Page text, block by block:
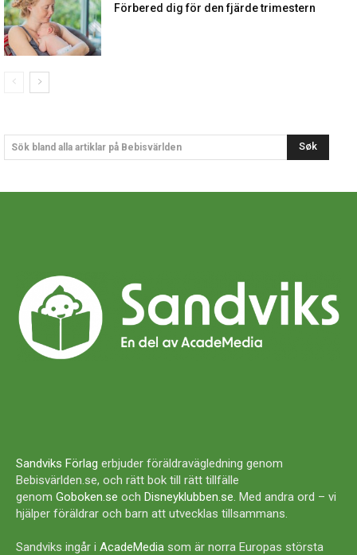
Förbered dig för den fjärde trimestern
Sök bland alla artiklar på Bebisvärlden Søk
Sandviks Förlag erbjuder föräldravägledning genom
Bebisvärlden.se, och rätt bok till rätt tillfälle
genom Goboken.se och Disneyklubben.se. Med andra ord – vi
hjälper föräldrar och barn att utvecklas tillsammans.
Sandviks ingår i AcadeMedia som är norra Europas största